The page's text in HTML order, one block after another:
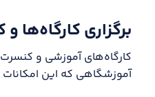
برگزاری
کارگاه‌های آموزشی و
آموزشگاهی که این امکانات